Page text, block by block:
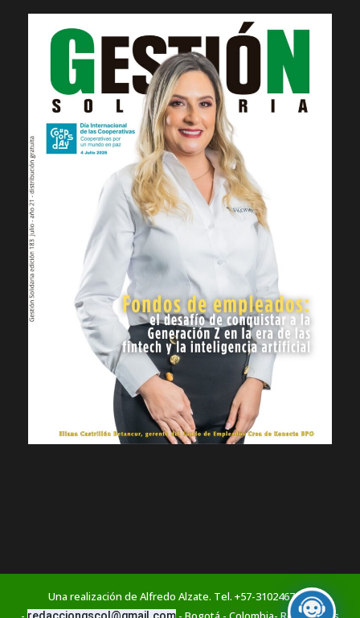
Una realización de Alfredo Alzate. Tel. +57-3102467766
redacciongscol@gmail.com